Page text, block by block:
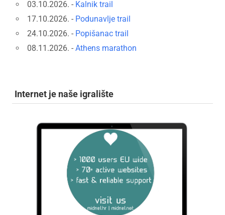
03.10.2026. - Kalnik trail
17.10.2026. - Podunavlje trail
24.10.2026. - Popišanac trail
08.11.2026. - Athens marathon
Internet je naše igralište